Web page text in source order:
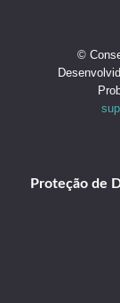
©
Proteção de